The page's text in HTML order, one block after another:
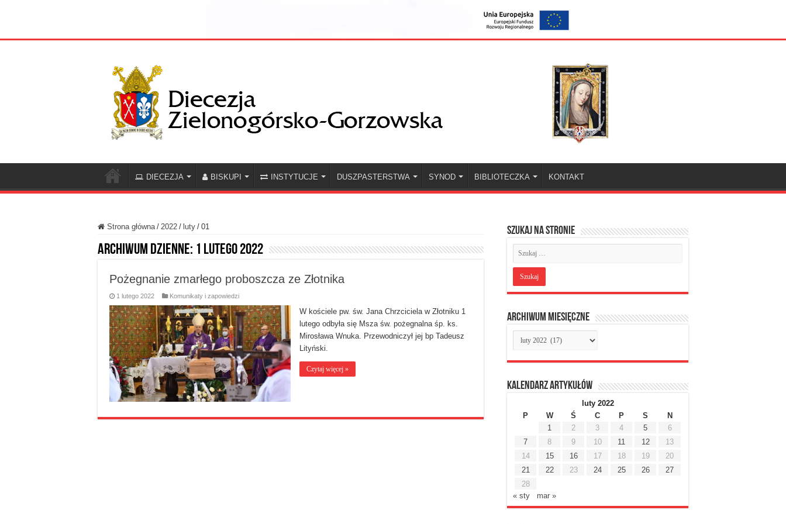
DIECEZJA BISKUPI INSTYTUCJE DUSZPASTERSTWA SYNOD BIBLIOTECZKA KONTAKT
Strona główna / 2022 / luty / 01
Archiwum dzienne: 1 lutego 2022
Pożegnanie zmarłego proboszcza ze Złotnika
1 lutego 2022 Komunikaty i zapowiedzi
W kościele pw. św. Jana Chrzciciela w Złotniku 1
lutego odbyła się Msza św. pożegnalna śp. ks.
Mirosława Wnuka. Przewodniczył jej bp Tadeusz
Lityński.
Czytaj więcej »
Szukaj na stronie
Archiwum miesięczne
Archiwum
miesięczne
Kalendarz artykułów
luty 2022
P
W Ś C P S
N
1
2 3 4 5
6
7
8 9 10 11 12
13
14
15 16 17 18 19
20
21
22 23 24 25 26
27
28
« sty
mar »